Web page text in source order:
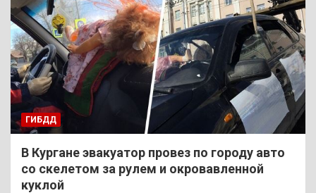
ГИБДД
В Кургане эвакуатор провез по городу авто
со скелетом за рулем и окровавленной
куклой